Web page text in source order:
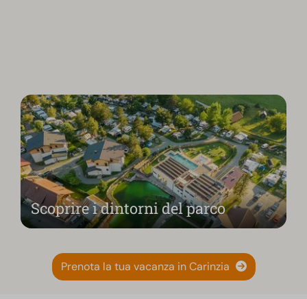
Scoprire i dintorni del parco
Prenota la tua vacanza in Carinzia